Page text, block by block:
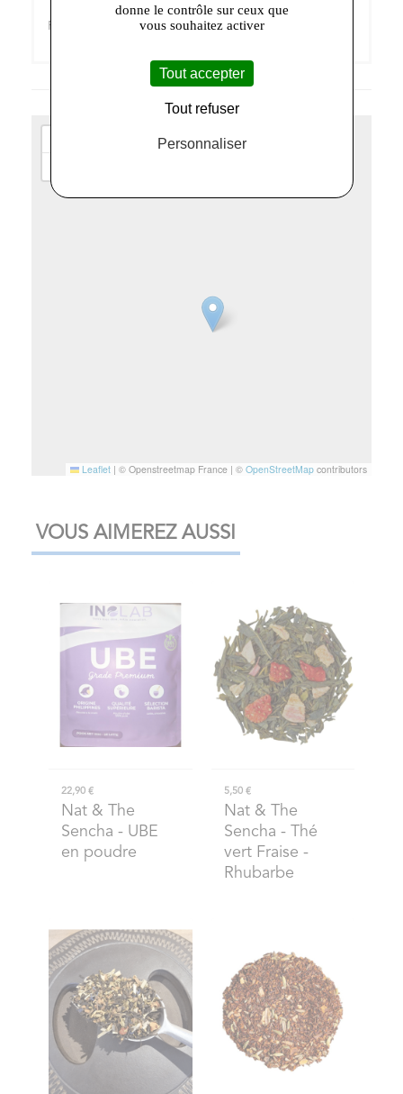
Retrouvez-moi surFacebook!
Leaflet | © Openstreetmap France | © OpenStreetMap contributors
VOUS AIMEREZ AUSSI
22,90 €
Nat & The
Sencha - UBE
en poudre
5,50 €
Nat & The
Sencha - Thé
vert Fraise -
Rhubarbe
donne le contrôle sur ceux que
vous souhaitez activer
Tout accepter
Tout refuser
Personnaliser